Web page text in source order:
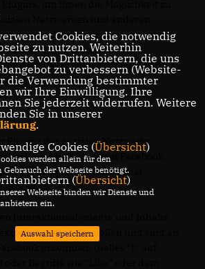
Netzwerken und anderen
so dass wir unser Angebot
Sie als Nutzer interessanter
Rechtsgrundlage für die Nutzung
6 Abs. 1 S. 1 lit. f DS-GVO.
Plugins des sozialen Netzwerks
wird betrieben von Facebook
Canal Square, Grand Canal
Irland.
etc.) darstellen und sind an
Cookies, die notwendig
zu nutzen. Weiterhin
von Drittanbietern, die uns
zu verbessern (Website-
die Verwendung bestimmter
wir Ihre Einwilligung. Ihre
Sie jederzeit widerrufen. Weitere
Sie in unserer
.
Cookies (Übersicht)
werden allein für den
der Webseite benötigt.
(Übersicht)
Webseite binden wir Dienste und
ein.
Auswahl speichern